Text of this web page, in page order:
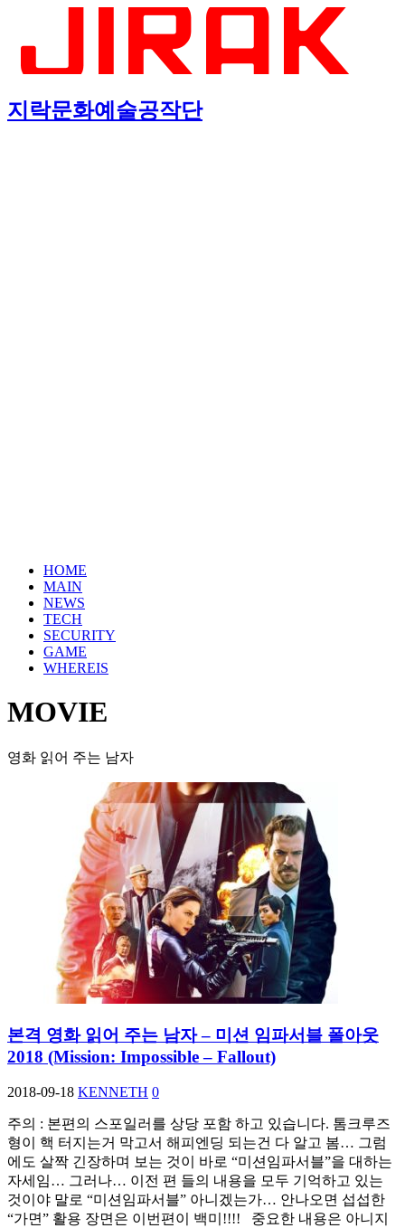
지락문화예술공작단
HOME
MAIN
NEWS
TECH
SECURITY
GAME
WHEREIS
MOVIE
영화 읽어 주는 남자
본격 영화 읽어 주는 남자 – 미션 임파서블 폴아웃
2018 (Mission: Impossible – Fallout)
2018-09-18 KENNETH 0
주의 : 본편의 스포일러를 상당 포함 하고 있습니다. 톰크루즈
형이 핵 터지는거 막고서 해피엔딩 되는건 다 알고 봄… 그럼
에도 살짝 긴장하며 보는 것이 바로 “미션임파서블”을 대하는
자세임… 그러나… 이전 편 들의 내용을 모두 기억하고 있는
것이야 말로 “미션임파서블” 아니겠는가… 안나오면 섭섭한
“가면” 활용 장면은 이번편이 백미!!!! 중요한 내용은 아니지